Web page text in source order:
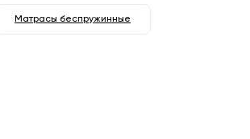
Матрасы беспружинные